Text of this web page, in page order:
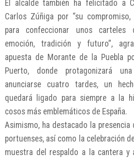
El alcalde también ha felicitado a
Carlos Zúñiga por “su compromiso,
para confeccionar unos carteles
emoción, tradición y futuro”,
apuesta de Morante de la Puebla
Puerto, donde protagonizará
anunciarse cuatro tardes, un
quedará ligado para siempre a la
cosos más emblemáticos de España.
Asimismo, ha destacado la
portuenses, así como la celebración
muestra del respaldo a la cantera y